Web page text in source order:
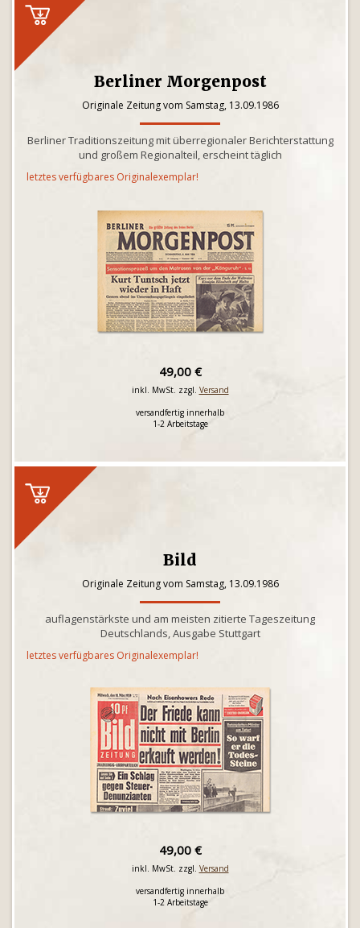
Berliner Morgenpost
Originale Zeitung vom Samstag, 13.09.1986
Berliner Traditionszeitung mit überregionaler Berichterstattung
und großem Regionalteil, erscheint täglich
letztes verfügbares Originalexemplar!
49,00 €
inkl. MwSt. zzgl. Versand
versandfertig innerhalb
1-2 Arbeitstage
Bild
Originale Zeitung vom Samstag, 13.09.1986
auflagenstärkste und am meisten zitierte Tageszeitung
Deutschlands, Ausgabe Stuttgart
letztes verfügbares Originalexemplar!
49,00 €
inkl. MwSt. zzgl. Versand
versandfertig innerhalb
1-2 Arbeitstage